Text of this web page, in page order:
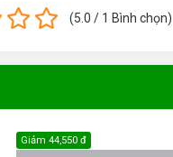
(5.0 / 1 Bình chọn)
Giảm 44,550 đ